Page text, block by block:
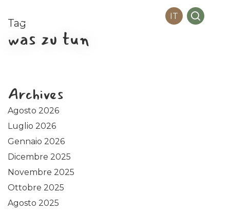
main
content
IT search
Tag
was zu tun
Archives
Agosto 2026
Luglio 2026
Gennaio 2026
Dicembre 2025
Novembre 2025
Ottobre 2025
Agosto 2025